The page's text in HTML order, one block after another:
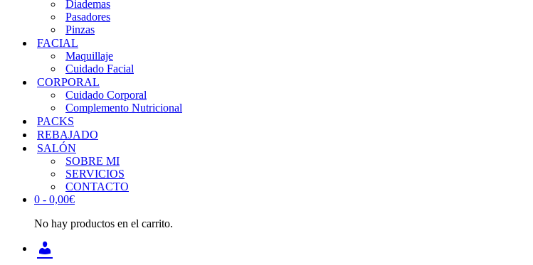
Diademas
Pasadores
Pinzas
FACIAL
Maquillaje
Cuidado Facial
CORPORAL
Cuidado Corporal
Complemento Nutricional
PACKS
REBAJADO
SALÓN
SOBRE MI
SERVICIOS
CONTACTO
0 - 0,00€
No hay productos en el carrito.
SESIÓN